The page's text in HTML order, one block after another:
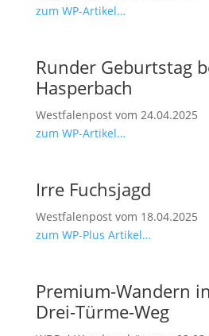
zum WP-Artikel…
Runder Geburtstag
Hasperbach
Westfalenpost vom 24.04.2025
zum WP-Artikel…
Irre Fuchsjagd
Westfalenpost vom 18.04.2025
zum WP-Plus Artikel…
Premium-Wandern
Drei-Türme-Weg